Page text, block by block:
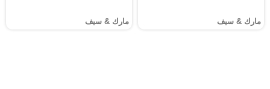
مارك & سيف مارك & سيف